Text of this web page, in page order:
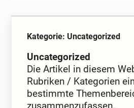
Kategorie: Uncategorized
Uncategorized
Die Artikel in diesem
Rubriken / Kategorien
bestimmte
zusammenzufassen.